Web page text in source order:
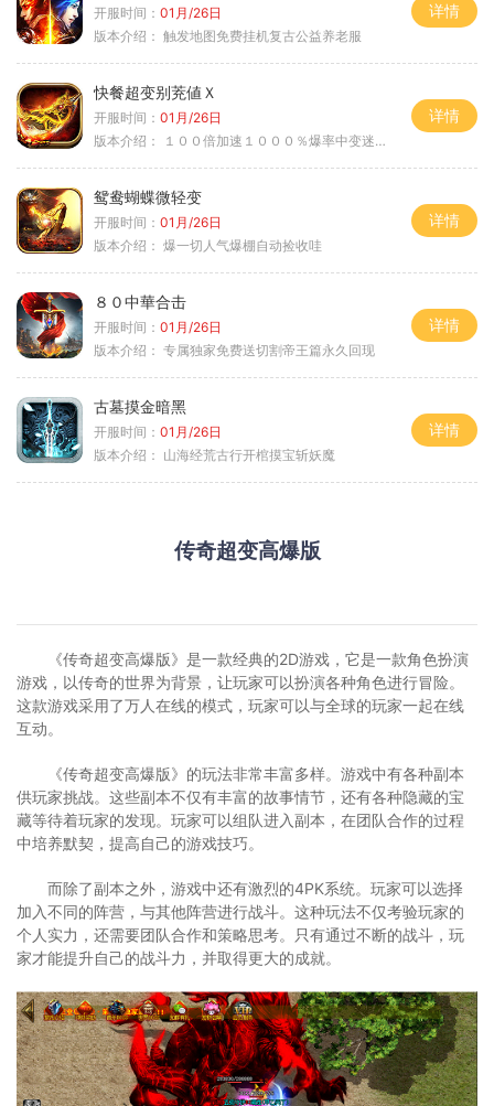
开服时间： 01月/26日
版本介绍： 触发地图免费挂机复古公益养老服
详情
快餐超变别茺値Ｘ
开服时间： 01月/26日
版本介绍：
１００倍加速１０００％爆率中变迷失单职
详情
鸳鸯蝴蝶微轻变
开服时间： 01月/26日
版本介绍： 爆一切人气爆棚自动捡收哇
详情
８０中華合击
开服时间： 01月/26日
版本介绍： 专属独家免费送切割帝王篇永久回现
详情
古墓摸金暗黑
开服时间： 01月/26日
版本介绍： 山海经荒古行开棺摸宝斩妖魔
详情
传奇超变高爆版
《传奇超变高爆版》是一款经典的2D游戏，它是一款角色扮演
游戏，以传奇的世界为背景，让玩家可以扮演各种角色进行冒险。
这款游戏采用了万人在线的模式，玩家可以与全球的玩家一起在线
互动。
《传奇超变高爆版》的玩法非常丰富多样。游戏中有各种副本
供玩家挑战。这些副本不仅有丰富的故事情节，还有各种隐藏的宝
藏等待着玩家的发现。玩家可以组队进入副本，在团队合作的过程
中培养默契，提高自己的游戏技巧。
而除了副本之外，游戏中还有激烈的4PK系统。玩家可以选择
加入不同的阵营，与其他阵营进行战斗。这种玩法不仅考验玩家的
个人实力，还需要团队合作和策略思考。只有通过不断的战斗，玩
家才能提升自己的战斗力，并取得更大的成就。